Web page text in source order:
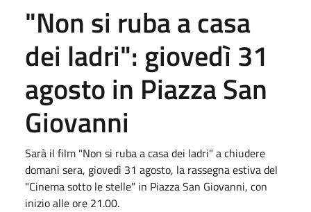
"Non si ruba a casa
dei ladri": giovedì 31
agosto in Piazza San
Giovanni
Sarà il film "Non si ruba a casa dei ladri" a chiudere
domani sera, giovedì 31 agosto, la rassegna estiva del
"Cinema sotto le stelle" in Piazza San Giovanni, con
inizio alle ore 21.00.